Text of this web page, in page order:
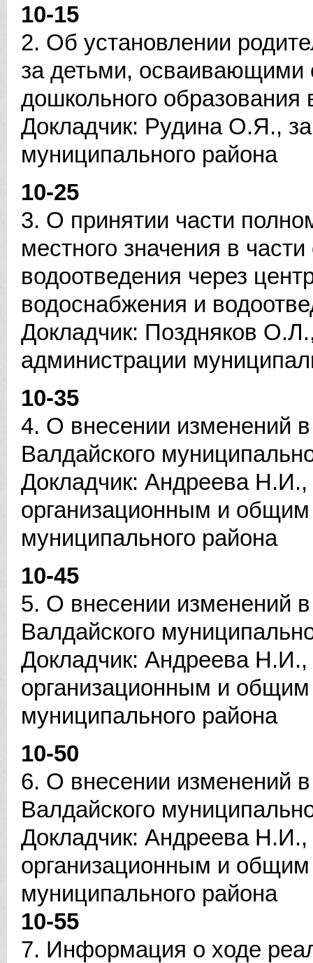
10-15
2. Об установлении
за детьми, осваивающими
дошкольного образования
Докладчик: Рудина О.Я.,
муниципального района
10-25
3. О принятии части
местного значения в
водоотведения через
водоснабжения и
Докладчик: Поздняков
администрации
10-35
4. О внесении
Валдайского
Докладчик: Андреева Н.И.,
организационным и
муниципального района
10-45
5. О внесении
Валдайского
Докладчик: Андреева Н.И.,
организационным и
муниципального района
10-50
6. О внесении
Валдайского
Докладчик: Андреева Н.И.,
организационным и
муниципального района
10-55
7. Информация о ходе